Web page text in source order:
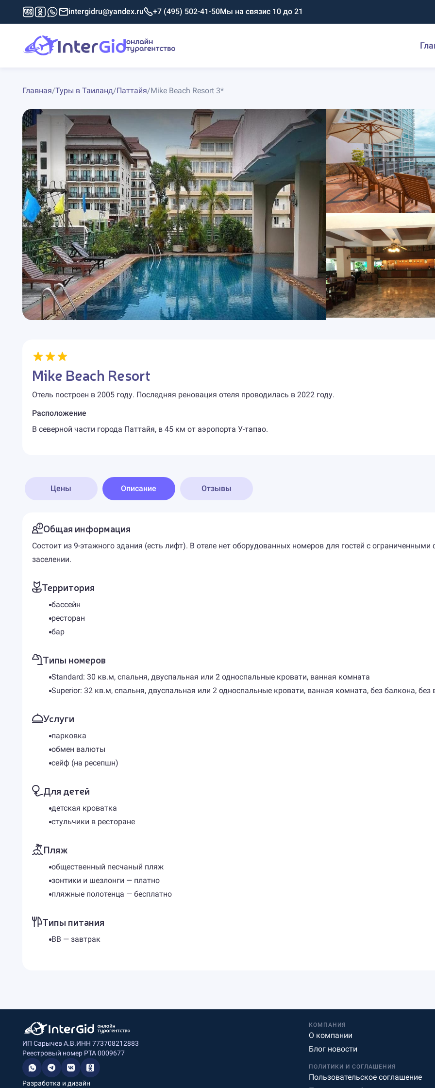
intergidru@yandex.ru +7 (495) 502-41-50Мы на связис 10 до 21
Главная/Туры в Таиланд/Паттайя/Mike Beach Resort 3*
Mike Beach Resort
Отель построен в 2005 году. Последняя реновация отеля проводилась в 2022 году.
Расположение
В северной части города Паттайя, в 45 км от аэропорта У-тапао.
Цены Описание Отзывы
Общая информация
Состоит из 9-этажного здания (есть лифт). В отеле нет оборудованных номеров для гостей с
заселении.
Территория
бассейн
ресторан
бар
Типы номеров
Standard: 30 кв.м, спальня, двуспальная или 2 односпальные кровати, ванная комната
Superior: 32 кв.м, спальня, двуспальная или 2 односпальные кровати, ванная комната, без балкона, без
Услуги
парковка
обмен валюты
сейф (на ресепшн)
Для детей
детская кроватка
стульчики в ресторане
Пляж
общественный песчаный пляж
зонтики и шезлонги — платно
пляжные полотенца — бесплатно
Типы питания
BB — завтрак
ИП Сарычев А.В.ИНН 773708212883
Реестровый номер РТА 0009677
Разработка и дизайн
КОМПАНИЯ
О компании
Блог новости
ПОЛИТИКИ И СОГЛАШЕНИЯ
Пользовательское соглашение